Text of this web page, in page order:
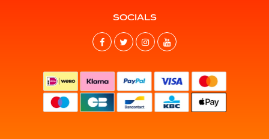
SOCIALS